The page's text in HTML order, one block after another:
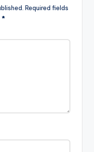
Required fields
*